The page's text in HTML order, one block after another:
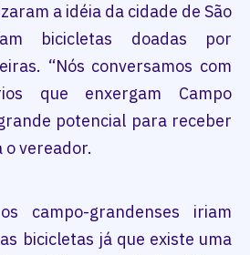
a idéia da cidade de São
bicicletas doadas por
“Nós conversamos com
que enxergam Campo
potencial para receber
o vereador.
campo-grandenses iriam
bicicletas já que existe uma